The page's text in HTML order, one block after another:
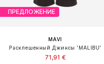
ПРЕДЛОЖЕНИЕ
MAVI
Расклешенный Джинсы 'MALIBU'
71,91 €